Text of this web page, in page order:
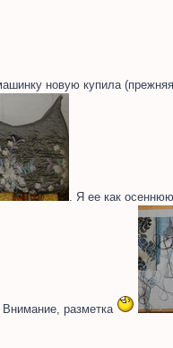
новую купила
. Я ее как
разметка